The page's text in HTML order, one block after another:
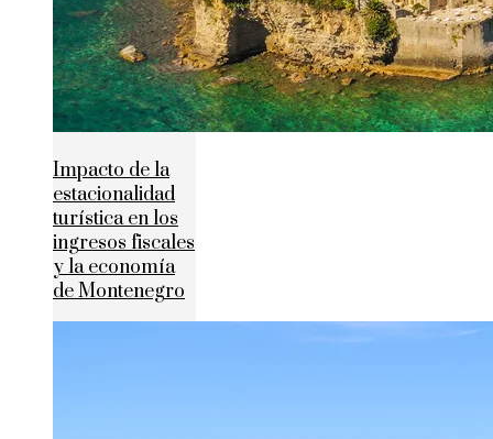
Impacto de la
estacionalidad
turística en los
ingresos fiscales
y la economía
de Montenegro